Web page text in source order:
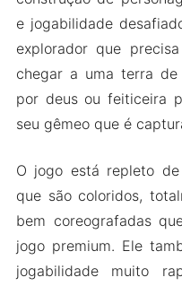
Recursos do
Baixe Genshin
2024
e jogabilidade
explorador que
chegar a uma terra
por deus ou feiticeira
seu gêmeo que é
O jogo está repleto
que são coloridos,
bem coreografadas
jogo premium. Ele
jogabilidade muito